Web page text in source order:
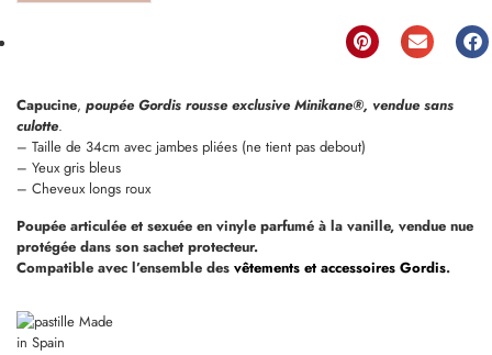
Capucine, poupée Gordis rousse exclusive Minikane®, vendue sans
culotte.
– Taille de 34cm avec jambes pliées (ne tient pas debout)
– Yeux gris bleus
– Cheveux longs roux
Poupée articulée et sexuée en vinyle parfumé à la vanille, vendue nue
protégée dans son sachet protecteur.
Compatible avec l’ensemble des vêtements et accessoires Gordis.